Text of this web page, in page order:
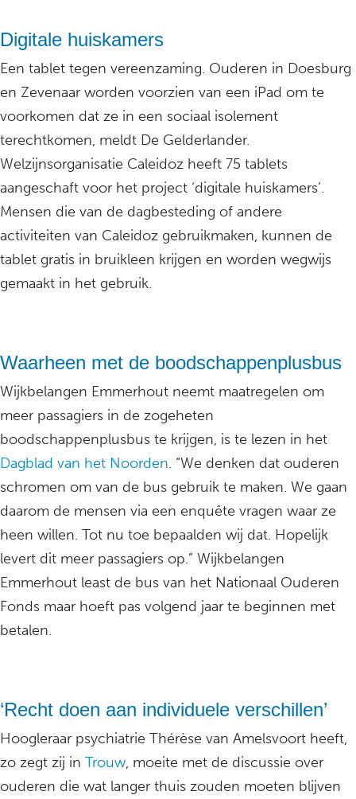
Digitale huiskamers
Een tablet tegen vereenzaming. Ouderen in Doesburg
en Zevenaar worden voorzien van een iPad om te
voorkomen dat ze in een sociaal isolement
terechtkomen, meldt De Gelderlander.
Welzijnsorganisatie Caleidoz heeft 75 tablets
aangeschaft voor het project ‘digitale huiskamers’.
Mensen die van de dagbesteding of andere
activiteiten van Caleidoz gebruikmaken, kunnen de
tablet gratis in bruikleen krijgen en worden wegwijs
gemaakt in het gebruik.
Waarheen met de boodschappenplusbus
Wijkbelangen Emmerhout neemt maatregelen om
meer passagiers in de zogeheten
boodschappenplusbus te krijgen, is te lezen in het
Dagblad van het Noorden. “We denken dat ouderen
schromen om van de bus gebruik te maken. We gaan
daarom de mensen via een enquête vragen waar ze
heen willen. Tot nu toe bepaalden wij dat. Hopelijk
levert dit meer passagiers op.” Wijkbelangen
Emmerhout least de bus van het Nationaal Ouderen
Fonds maar hoeft pas volgend jaar te beginnen met
betalen.
‘Recht doen aan individuele verschillen’
Hoogleraar psychiatrie Thérèse van Amelsvoort heeft,
zo zegt zij in Trouw, moeite met de discussie over
ouderen die wat langer thuis zouden moeten blijven